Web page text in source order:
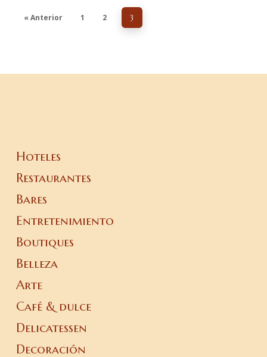
« Anterior 1 2 3
Hoteles
Restaurantes
Bares
Entretenimiento
Boutiques
Belleza
Arte
Café & dulce
Delicatessen
Decoración